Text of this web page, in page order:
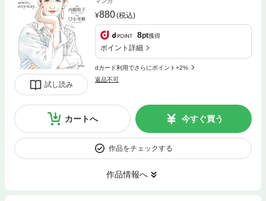
試し読み
880(税込)
8pt獲得
ポイント詳細
dカード利用でさらにポイント+2%
返品不可
カートへ 今すぐ買う
作品をチェックする
作品情報へ